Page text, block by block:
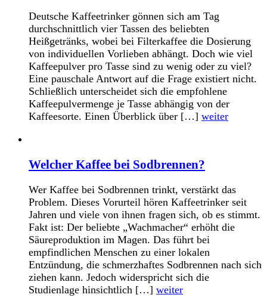
Deutsche Kaffeetrinker gönnen sich am Tag
durchschnittlich vier Tassen des beliebten
Heißgetränks, wobei bei Filterkaffee die Dosierung
von individuellen Vorlieben abhängt. Doch wie viel
Kaffeepulver pro Tasse sind zu wenig oder zu viel?
Eine pauschale Antwort auf die Frage existiert nicht.
Schließlich unterscheidet sich die empfohlene
Kaffeepulvermenge je Tasse abhängig von der
Kaffeesorte. Einen Überblick über […] weiter
Welcher Kaffee bei Sodbrennen?
Wer Kaffee bei Sodbrennen trinkt, verstärkt das
Problem. Dieses Vorurteil hören Kaffeetrinker seit
Jahren und viele von ihnen fragen sich, ob es stimmt.
Fakt ist: Der beliebte „Wachmacher“ erhöht die
Säureproduktion im Magen. Das führt bei
empfindlichen Menschen zu einer lokalen
Entzündung, die schmerzhaftes Sodbrennen nach sich
ziehen kann. Jedoch widerspricht sich die
Studienlage hinsichtlich […] weiter